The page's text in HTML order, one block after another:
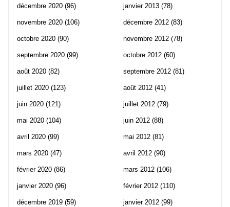
décembre 2020 (96)
novembre 2020 (106)
octobre 2020 (90)
septembre 2020 (99)
août 2020 (82)
juillet 2020 (123)
juin 2020 (121)
mai 2020 (104)
avril 2020 (99)
mars 2020 (47)
février 2020 (86)
janvier 2020 (96)
décembre 2019 (59)
janvier 2013 (78)
décembre 2012 (83)
novembre 2012 (78)
octobre 2012 (60)
septembre 2012 (81)
août 2012 (41)
juillet 2012 (79)
juin 2012 (88)
mai 2012 (81)
avril 2012 (90)
mars 2012 (106)
février 2012 (110)
janvier 2012 (99)